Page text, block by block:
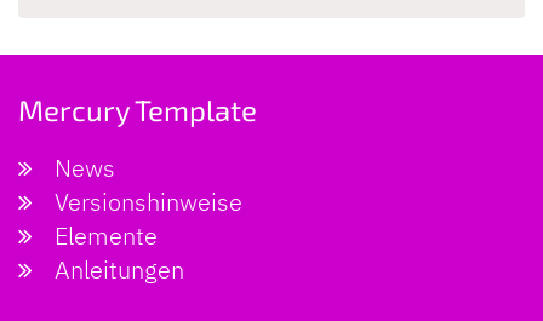
Mercury Template
News
Versionshinweise
Elemente
Anleitungen